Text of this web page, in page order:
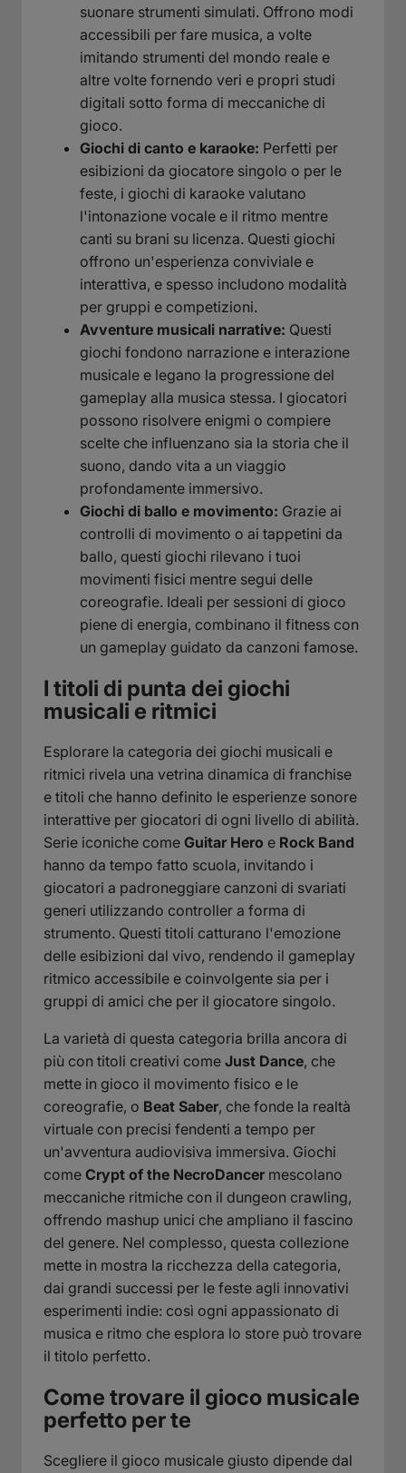
suonare strumenti simulati. Offrono modi
accessibili per fare musica, a volte
imitando strumenti del mondo reale e
altre volte fornendo veri e propri studi
digitali sotto forma di meccaniche di
gioco.
Giochi di canto e karaoke: Perfetti per
esibizioni da giocatore singolo o per le
feste, i giochi di karaoke valutano
l'intonazione vocale e il ritmo mentre
canti su brani su licenza. Questi giochi
offrono un'esperienza conviviale e
interattiva, e spesso includono modalità
per gruppi e competizioni.
Avventure musicali narrative: Questi
giochi fondono narrazione e interazione
musicale e legano la progressione del
gameplay alla musica stessa. I giocatori
possono risolvere enigmi o compiere
scelte che influenzano sia la storia che il
suono, dando vita a un viaggio
profondamente immersivo.
Giochi di ballo e movimento: Grazie ai
controlli di movimento o ai tappetini da
ballo, questi giochi rilevano i tuoi
movimenti fisici mentre segui delle
coreografie. Ideali per sessioni di gioco
piene di energia, combinano il fitness con
un gameplay guidato da canzoni famose.
I titoli di punta dei giochi
musicali e ritmici
Esplorare la categoria dei giochi musicali e
ritmici rivela una vetrina dinamica di franchise
e titoli che hanno definito le esperienze sonore
interattive per giocatori di ogni livello di abilità.
Serie iconiche come Guitar Hero e Rock Band
hanno da tempo fatto scuola, invitando i
giocatori a padroneggiare canzoni di svariati
generi utilizzando controller a forma di
strumento. Questi titoli catturano l'emozione
delle esibizioni dal vivo, rendendo il gameplay
ritmico accessibile e coinvolgente sia per i
gruppi di amici che per il giocatore singolo.
La varietà di questa categoria brilla ancora di
più con titoli creativi come Just Dance, che
mette in gioco il movimento fisico e le
coreografie, o Beat Saber, che fonde la realtà
virtuale con precisi fendenti a tempo per
un'avventura audiovisiva immersiva. Giochi
come Crypt of the NecroDancer mescolano
meccaniche ritmiche con il dungeon crawling,
offrendo mashup unici che ampliano il fascino
del genere. Nel complesso, questa collezione
mette in mostra la ricchezza della categoria,
dai grandi successi per le feste agli innovativi
esperimenti indie: così ogni appassionato di
musica e ritmo che esplora lo store può trovare
il titolo perfetto.
Come trovare il gioco musicale
perfetto per te
Scegliere il gioco musicale giusto dipende dal